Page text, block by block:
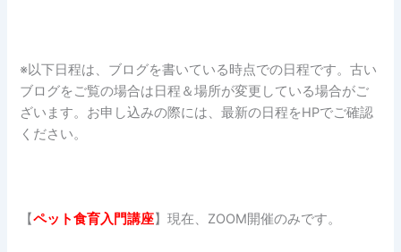
※以下日程は、ブログを書いている時点での日程です。古い
ブログをご覧の場合は日程＆場所が変更している場合がご
ざいます。お申し込みの際には、最新の日程をHPでご確認
ください。
【ペット食育入門講座】現在、ZOOM開催のみです。